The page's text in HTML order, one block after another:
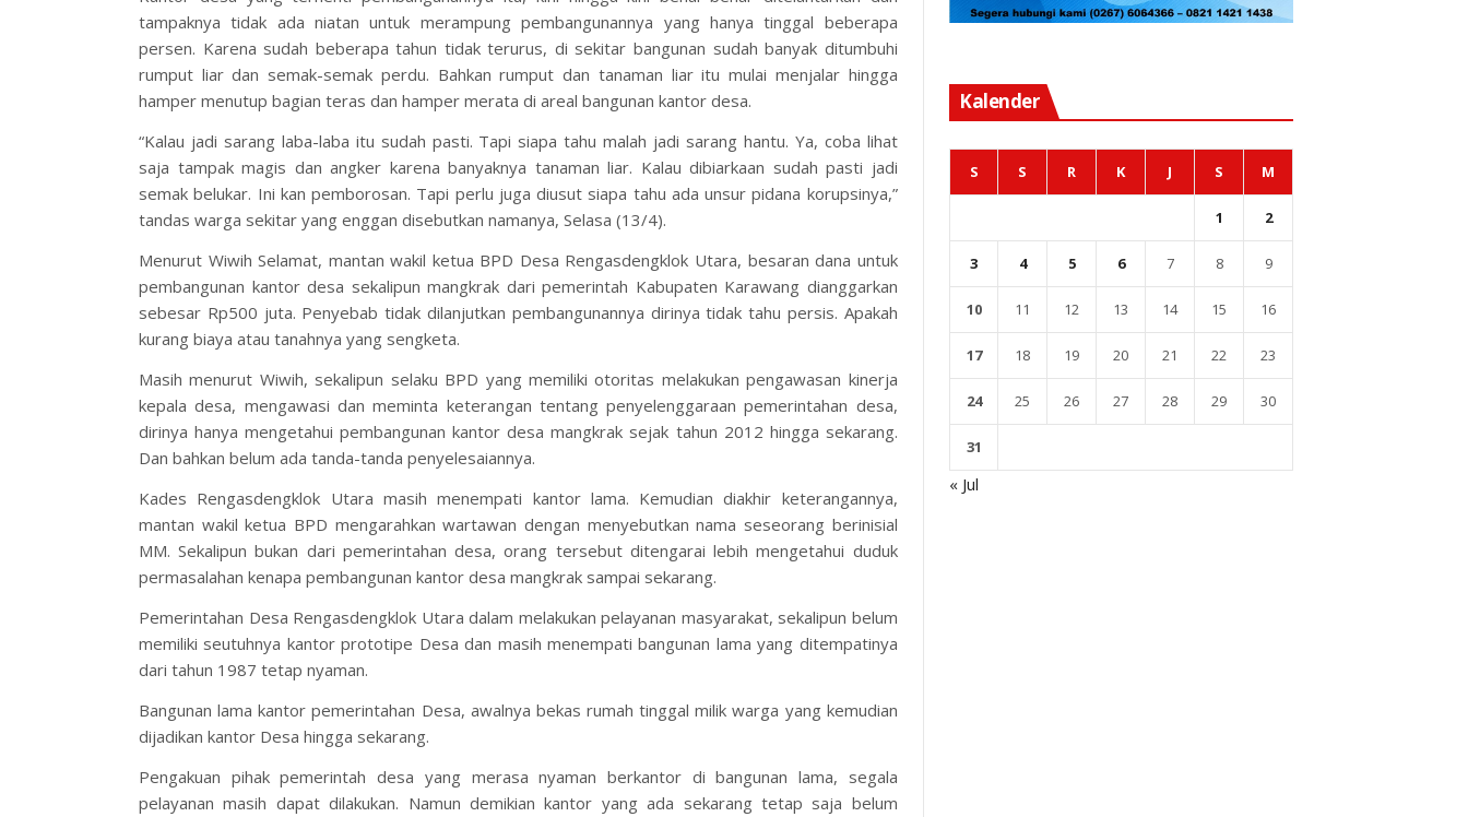
tampaknya tidak ada niatan untuk merampung pembangunannya yang hanya tinggal beberapa
persen. Karena sudah beberapa tahun tidak terurus, di sekitar bangunan sudah banyak ditumbuhi
rumput liar dan semak-semak perdu. Bahkan rumput dan tanaman liar itu mulai menjalar hingga
hamper menutup bagian teras dan hamper merata di areal bangunan kantor desa.
“Kalau jadi sarang laba-laba itu sudah pasti. Tapi siapa tahu malah jadi sarang hantu. Ya, coba lihat
saja tampak magis dan angker karena banyaknya tanaman liar. Kalau dibiarkaan sudah pasti jadi
semak belukar. Ini kan pemborosan. Tapi perlu juga diusut siapa tahu ada unsur pidana korupsinya,”
tandas warga sekitar yang enggan disebutkan namanya, Selasa (13/4).
Menurut Wiwih Selamat, mantan wakil ketua BPD Desa Rengasdengklok Utara, besaran dana untuk
pembangunan kantor desa sekalipun mangkrak dari pemerintah Kabupaten Karawang dianggarkan
sebesar Rp500 juta. Penyebab tidak dilanjutkan pembangunannya dirinya tidak tahu persis. Apakah
kurang biaya atau tanahnya yang sengketa.
Masih menurut Wiwih, sekalipun selaku BPD yang memiliki otoritas melakukan pengawasan kinerja
kepala desa, mengawasi dan meminta keterangan tentang penyelenggaraan pemerintahan desa,
dirinya hanya mengetahui pembangunan kantor desa mangkrak sejak tahun 2012 hingga sekarang.
Dan bahkan belum ada tanda-tanda penyelesaiannya.
Kades Rengasdengklok Utara masih menempati kantor lama. Kemudian diakhir keterangannya,
mantan wakil ketua BPD mengarahkan wartawan dengan menyebutkan nama seseorang berinisial
MM. Sekalipun bukan dari pemerintahan desa, orang tersebut ditengarai lebih mengetahui duduk
permasalahan kenapa pembangunan kantor desa mangkrak sampai sekarang.
Pemerintahan Desa Rengasdengklok Utara dalam melakukan pelayanan masyarakat, sekalipun belum
memiliki seutuhnya kantor prototipe Desa dan masih menempati bangunan lama yang ditempatinya
dari tahun 1987 tetap nyaman.
Bangunan lama kantor pemerintahan Desa, awalnya bekas rumah tinggal milik warga yang kemudian
dijadikan kantor Desa hingga sekarang.
Pengakuan pihak pemerintah desa yang merasa nyaman berkantor di bangunan lama, segala
pelayanan masih dapat dilakukan. Namun demikian kantor yang ada sekarang tetap saja belum
Kalender
S S R K J S M
1 2
3 4 5 6 7 8 9
10 11 12 13 14 15 16
17 18 19 20 21 22 23
24 25 26 27 28 29 30
31
« Jul